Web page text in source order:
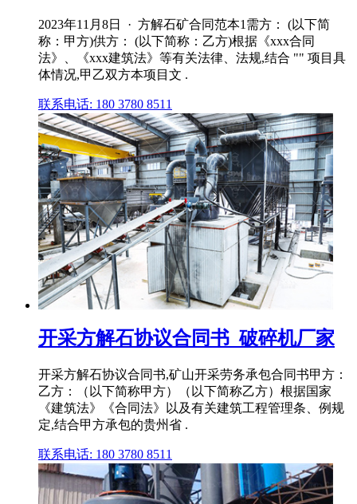
2023年11月8日 · 方解石矿合同范本1需方： (以下简
称：甲方)供方： (以下简称：乙方)根据《xxx合同
法》、《xxx建筑法》等有关法律、法规,结合 "" 项目具
体情况,甲乙双方本项目文 .
联系电话: 180 3780 8511
开采方解石协议合同书_破碎机厂家
开采方解石协议合同书,矿山开采劳务承包合同书甲方：
乙方：（以下简称甲方）（以下简称乙方）根据国家
《建筑法》《合同法》以及有关建筑工程管理条、例规
定,结合甲方承包的贵州省 .
联系电话: 180 3780 8511